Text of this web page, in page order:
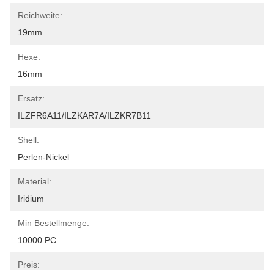
Reichweite:
19mm
Hexe:
16mm
Ersatz:
ILZFR6A11/ILZKAR7A/ILZKR7B11
Shell:
Perlen-Nickel
Material:
Iridium
Min Bestellmenge:
10000 PC
Preis: